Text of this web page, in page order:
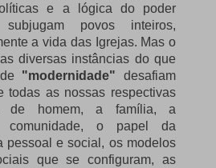
e a lógica do poder
povos inteiros,
a vida das Igrejas. Mas o
diversas instâncias do que
"modernidade" desafiam
todas as nossas respectivas
de homem, a família, a
comunidade, o papel da
pessoal e social, os modelos
que se configuram, as